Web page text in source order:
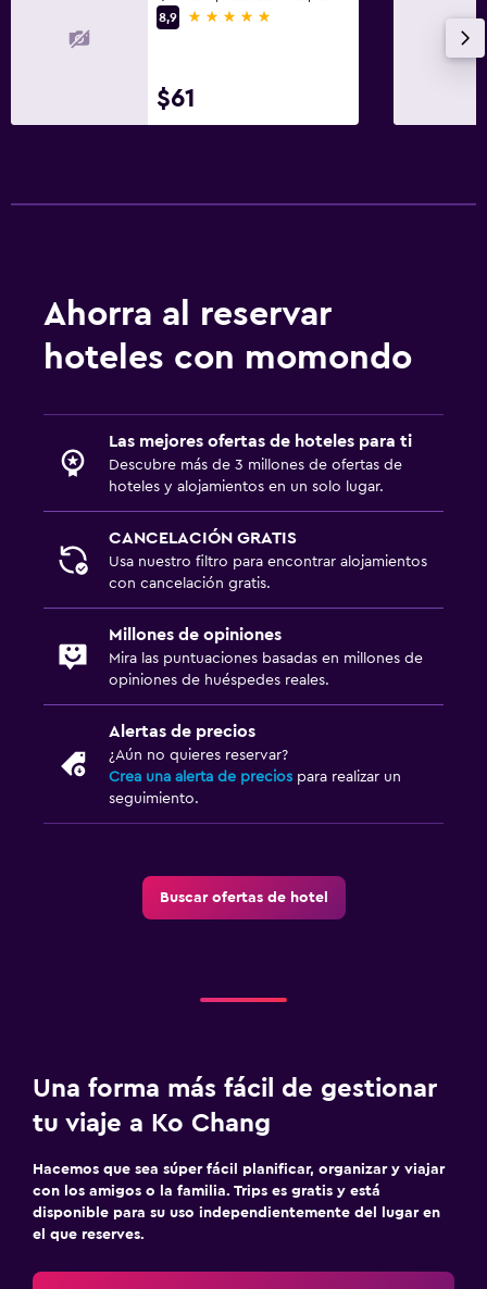
8,9
5 estrellas
$61
Ahorra al reservar
hoteles con momondo
Las mejores ofertas de hoteles para ti
Descubre más de 3 millones de ofertas de
hoteles y alojamientos en un solo lugar.
CANCELACIÓN GRATIS
Usa nuestro filtro para encontrar alojamientos
con cancelación gratis.
Millones de opiniones
Mira las puntuaciones basadas en millones de
opiniones de huéspedes reales.
Alertas de precios
¿Aún no quieres reservar?
Crea una alerta de precios para realizar un
seguimiento.
Buscar ofertas de hotel
Una forma más fácil de gestionar
tu viaje a Ko Chang
Hacemos que sea súper fácil planificar, organizar y viajar
con los amigos o la familia. Trips es gratis y está
disponible para su uso independientemente del lugar en
el que reserves.